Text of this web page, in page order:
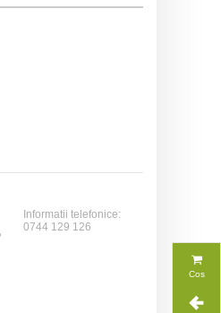
Informatii telefonice:
0744 129 126
Cos